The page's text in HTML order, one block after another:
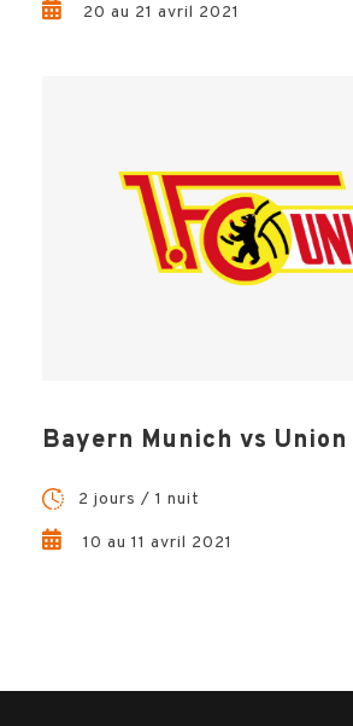
20 au 21 avril 2021
Bayern Munich vs
2 jours / 1 nuit
10 au 11 avril 2021